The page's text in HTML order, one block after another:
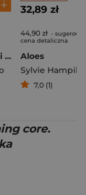
Szkoła szermierki wraz z ogólnym objaśnieniem głównych postaw i pozycji dla tej sztuki właściwych
32,89 zł
44,90 zł -
cena detaliczna
Aloes
Sylvie
7,0 (1)
core.